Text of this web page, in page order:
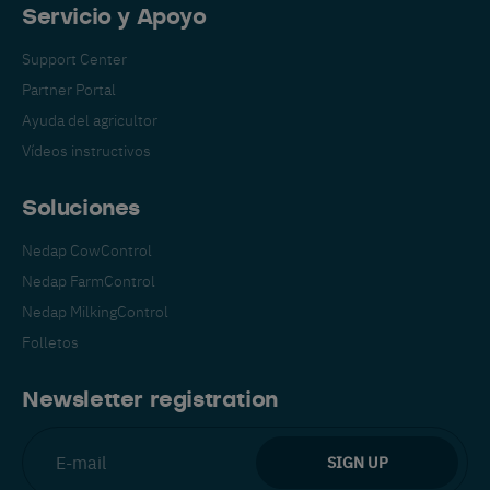
Servicio y Apoyo
Support Center
Partner Portal
Ayuda del agricultor
Vídeos instructivos
Soluciones
Nedap CowControl
Nedap FarmControl
Nedap MilkingControl
Folletos
Newsletter registration
Cambia a tu idioma